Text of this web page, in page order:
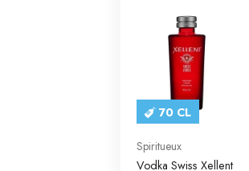
70 CL
Spiritueux
Vodka Swiss Xellent